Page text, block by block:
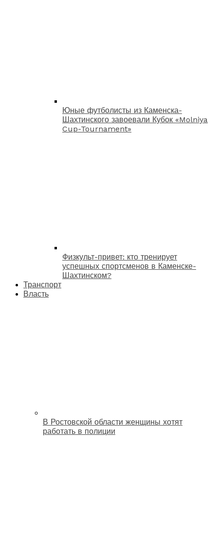
Юные футболисты из Каменска-
Шахтинского завоевали Кубок «Molniya
Cup-Tournament»
Физкульт-привет: кто тренирует
успешных спортсменов в Каменске-
Шахтинском?
Транспорт
Власть
В Ростовской области женщины хотят
работать в полиции